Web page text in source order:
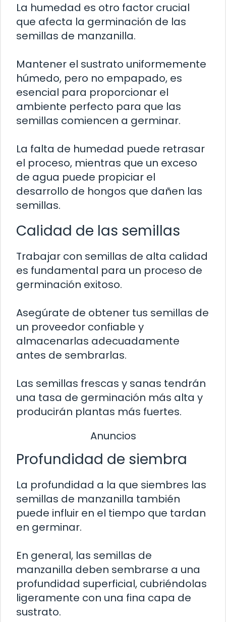
La humedad es otro factor crucial
que afecta la germinación de las
semillas de manzanilla.
Mantener el sustrato uniformemente
húmedo, pero no empapado, es
esencial para proporcionar el
ambiente perfecto para que las
semillas comiencen a germinar.
La falta de humedad puede retrasar
el proceso, mientras que un exceso
de agua puede propiciar el
desarrollo de hongos que dañen las
semillas.
Calidad de las semillas
Trabajar con semillas de alta calidad
es fundamental para un proceso de
germinación exitoso.
Asegúrate de obtener tus semillas de
un proveedor confiable y
almacenarlas adecuadamente
antes de sembrarlas.
Las semillas frescas y sanas tendrán
una tasa de germinación más alta y
producirán plantas más fuertes.
Anuncios
Profundidad de siembra
La profundidad a la que siembres las
semillas de manzanilla también
puede influir en el tiempo que tardan
en germinar.
En general, las semillas de
manzanilla deben sembrarse a una
profundidad superficial, cubriéndolas
ligeramente con una fina capa de
sustrato.